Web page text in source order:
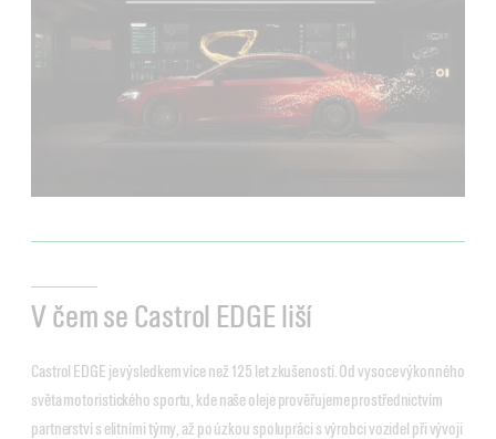
V čem se Castrol EDGE liší
Castrol EDGE je výsledkem více než 125 let zkušeností. Od vysoce výkonného
světa motoristického sportu, kde naše oleje prověřujeme prostřednictvím
partnerství s elitními týmy, až po úzkou spolupráci s výrobci vozidel při vývoji